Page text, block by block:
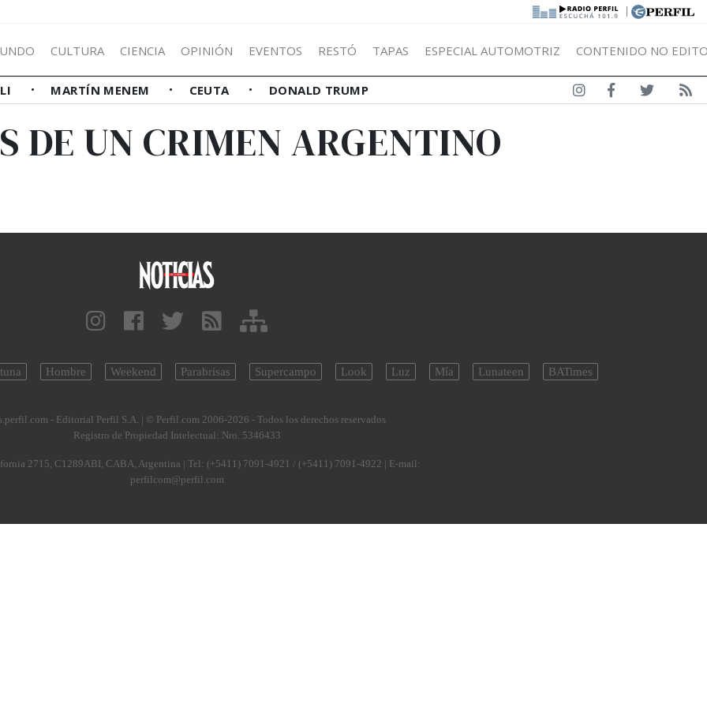
|
CULTURA CIENCIA OPINIÓN EVENTOS RESTÓ TAPAS ESPECIAL AUTOMOTRIZ CONTENIDO NO
MARTÍN MENEM CEUTA DONALD TRUMP
DE UN CRIMEN ARGENTINO
Hombre Weekend Parabrisas Supercampo Look Luz Mía Lunateen BATimes
- Editorial Perfil S.A. | © Perfil.com 2006-2026 - Todos los derechos reservados
Registro de Propiedad Intelectual: Nro. 5346433
2715, C1289ABI, CABA, Argentina | Tel: (+5411) 7091-4921 / (+5411) 7091-4922 | E-mail:
perfilcom@perfil.com